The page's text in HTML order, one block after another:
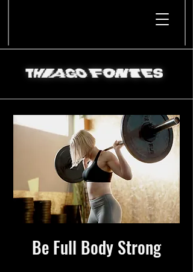
Be Full Body Strong